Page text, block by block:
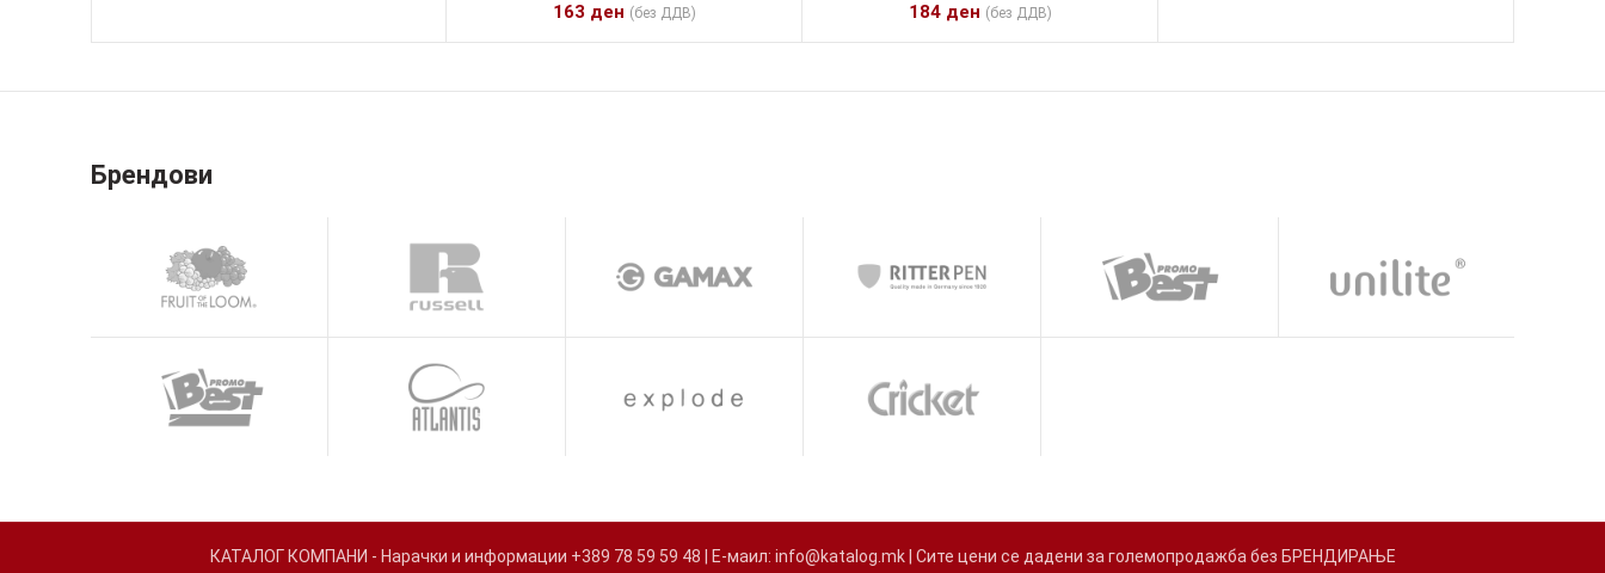
163 ден (без ДДВ) 184 ден (без ДДВ)
Брендови
КАТАЛОГ КОМПАНИ - Нарачки и информации +389 78 59 59 48 | Е-маил: info@katalog.mk | Сите цени се дадени за големопродажба без БРЕНДИРАЊЕ